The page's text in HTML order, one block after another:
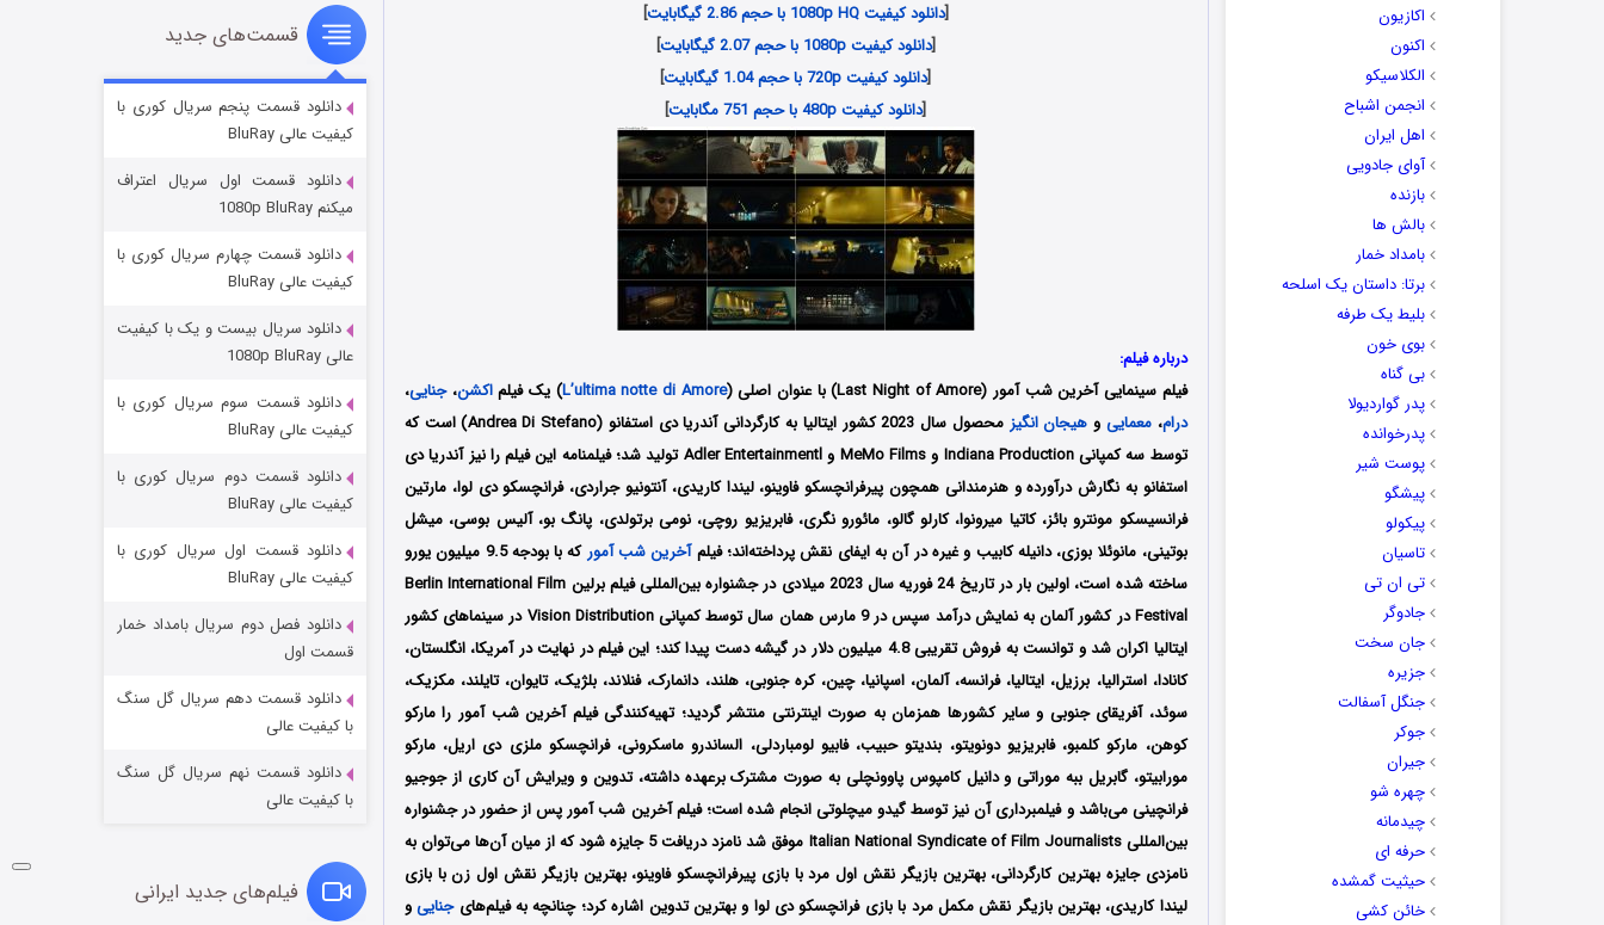
اکازیون
اکنون
الکلاسیکو
انجمن اشباح
اهل ایران
آوای جادویی
بازنده
بالش ها
بامداد خمار
برتا: داستان یک اسلحه
بلیط یک‌‌ طرفه
بوی خون
بی گناه
پدر گواردیولا
پدرخوانده
پوست شیر
پیشگو
پیکولو
تاسیان
تی ان تی
جادوگر
جان سخت
جزیره
جنگل آسفالت
جوکر
جیران
چهره شو
چیدمانه
حرفه ای
حیثیت گمشده
خائن کشی
[دانلود کیفیت 1080p HQ با حجم 2.86 گیگابایت
]
[دانلود کیفیت 1080p با حجم 2.07 گیگابایت
]
[دانلود کیفیت 720p با حجم 1.04 گیگابایت
]
[دانلود کیفیت 480p با حجم 751 مگابایت ]
درباره فیلم:
فیلم سینمایی آخرین شب آمور (Last Night of Amore) با عنوان اصلی (
L’ultima notte di Amore) یک فیلماکشن،جنایی،
درام،معمایی و هیجان انگیز
محصول سال 2023 کشور ایتالیا به کارگردانی آندریا دی استفانو (Andrea Di Stefano) است که
توسط سه کمپانی‌ Indiana Production و MeMo Films و Adler Entertainmentl تولید شد؛ فیلمنامه این فیلم را نیز آندریا دی
استفانو به نگارش درآورده و هنرمندانی همچون پیرفرانچسکو فاوینو، لیندا کاریدی، آنتونیو جراردی، فرانچسکو دی لوا، مارتین
فرانسیسکو مونترو بائز، کاتیا میرونوا، کارلو گالو، مائورو نگری، فابریزیو روچی، نومی برتولدی، پانگ بو، آلیس بوسی، میشل
بوتینی، مانوئلا بوزی، دانیله کابیب و غیره در آن به ایفای نقش پرداخته‌اند؛ فیلمآخرین شب آمور
که با بودجه 9.5 میلیون یورو
ساخته شده است، اولین بار در تاریخ 24 فوریه سال 2023 میلادی در جشنواره بین‌المللی فیلم برلین Berlin International Film
Festival در کشور آلمان به نمایش درآمد سپس در 9 مارس همان سال توسط کمپانی Vision Distribution در سینماهای کشور
ایتالیا اکران شد و توانست به فروش تقریبی 4.8 میلیون دلار در گیشه دست پیدا کند؛ این فیلم در نهایت در آمریکا، انگلستان،
کانادا، استرالیا، برزیل، ایتالیا، فرانسه، آلمان، اسپانیا، چین، کره جنوبی، هلند، دانمارک، فنلاند، بلژیک، تایوان، تایلند، مکزیک،
سوئد، آفریقای جنوبی و سایر کشورها همزمان به صورت اینترنتی منتشر گردید؛ تهیه‌کنندگی فیلم آخرین شب آمور را مارکو
کوهن، مارکو کلمبو، فابریزیو دونویتو، بندیتو حبیب، فابیو لومباردلی، الساندرو ماسکرونی، فرانچسکو ملزی دی اریل، مارکو
مورابیتو، گابریل ببه موراتی و دانیل کامپوس پاوونچلی به صورت مشترک برعهده داشته، تدوین و ویرایش آن کاری از جوجیو
فرانچینی می‌باشد و فیلمبرداری آن نیز توسط گیدو میچلوتی انجام شده است؛ فیلم آخرین شب آمور پس از حضور در جشنواره
بین‌المللی Italian National Syndicate of Film Journalists موفق شد نامزد دریافت 5 جایزه شود که از میان آن‌ها می‌توان به
نامزدی جایزه بهترین کارگردانی، بهترین بازیگر نقش اول مرد با بازی پیرفرانچسکو فاوینو، بهترین بازیگر نقش اول زن با بازی
لیندا کاریدی، بهترین بازیگر نقش مکمل مرد با بازی فرانچسکو دی لوا و بهترین تدوین اشاره کرد؛ چنانچه به فیلم‌هایجناییو
سریال زشت
قسمت۲ (زیرنویس) منتشر شد
مردگان متحرک: شهر مرده ۳
شکست استوارت در نجات جهان
قسمت ۷ (زیرنویس) منتشر شد
قسمت‌های جدید
دانلود قسمت پنجم سریال کوری با
کیفیت عالی BluRay
دانلود قسمت اول سریال اعتراف
میکنم 1080p BluRay
دانلود قسمت چهارم سریال کوری با
کیفیت عالی BluRay
دانلود سریال بیست و یک با کیفیت
عالی 1080p BluRay
دانلود قسمت سوم سریال کوری با
کیفیت عالی BluRay
دانلود قسمت دوم سریال کوری با
کیفیت عالی BluRay
دانلود قسمت اول سریال کوری با
کیفیت عالی BluRay
دانلود فصل دوم سریال بامداد خمار
قسمت اول
دانلود قسمت دهم سریال گل سنگ
با کیفیت عالی
دانلود قسمت نهم سریال گل سنگ
با کیفیت عالی
فیلم‌های جدید ایرانی